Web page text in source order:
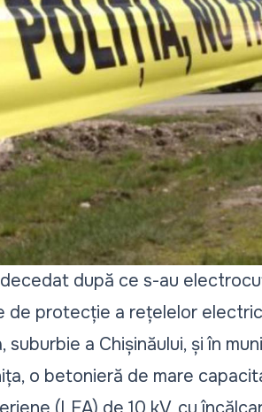
după ce s-au
de protecție a rețelelor
a Chișinăului, și în
o betonieră de mare